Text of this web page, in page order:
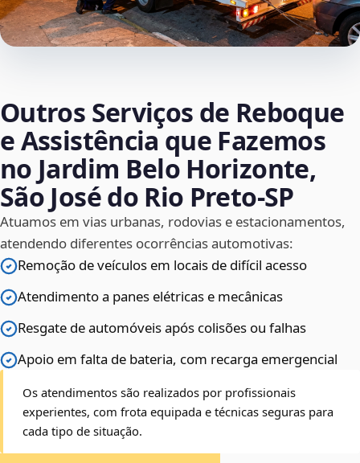
Outros Serviços de Reboque
e Assistência que Fazemos
no Jardim Belo Horizonte,
São José do Rio Preto‑SP
Atuamos em vias urbanas, rodovias e estacionamentos,
atendendo diferentes ocorrências automotivas:
Remoção de veículos em locais de difícil acesso
Atendimento a panes elétricas e mecânicas
Resgate de automóveis após colisões ou falhas
Apoio em falta de bateria, com recarga emergencial
Os atendimentos são realizados por profissionais
experientes, com frota equipada e técnicas seguras para
cada tipo de situação.